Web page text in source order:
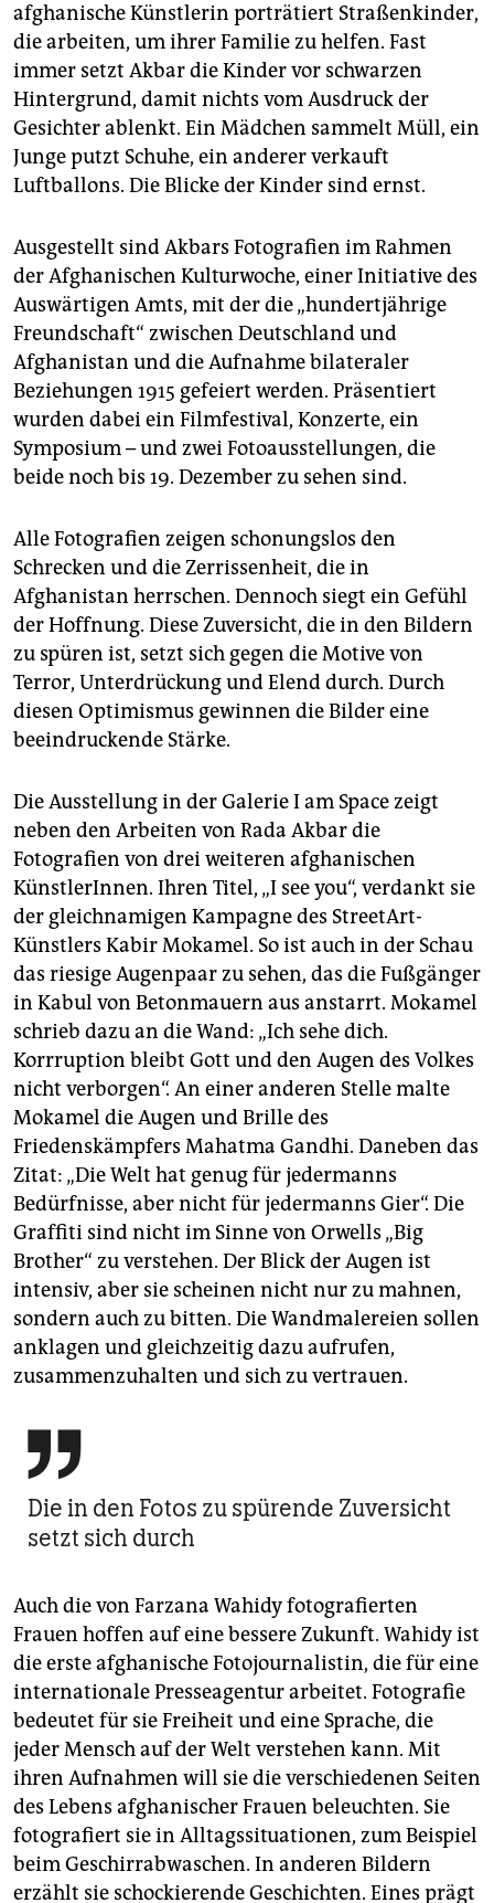
afghanische Künstlerin porträtiert Straßenkinder,
die arbeiten, um ihrer Familie zu helfen. Fast
immer setzt Akbar die Kinder vor schwarzen
Hintergrund, damit nichts vom Ausdruck der
Gesichter ablenkt. Ein Mädchen sammelt Müll, ein
Junge putzt Schuhe, ein anderer verkauft
Luftballons. Die Blicke der Kinder sind ernst.
Ausgestellt sind Akbars Fotografien im Rahmen
der Afghanischen Kulturwoche, einer Initiative des
Auswärtigen Amts, mit der die „hundertjährige
Freundschaft“ zwischen Deutschland und
Afghanistan und die Aufnahme bilateraler
Beziehungen 1915 gefeiert werden. Präsentiert
wurden dabei ein Filmfestival, Konzerte, ein
Symposium – und zwei Fotoausstellungen, die
beide noch bis 19. Dezember zu sehen sind.
Alle Fotografien zeigen schonungslos den
Schrecken und die Zerrissenheit, die in
Afghanistan herrschen. Dennoch siegt ein Gefühl
der Hoffnung. Diese Zuversicht, die in den Bildern
zu spüren ist, setzt sich gegen die Motive von
Terror, Unterdrückung und Elend durch. Durch
diesen Optimismus gewinnen die Bilder eine
beeindruckende Stärke.
Die Ausstellung in der Galerie I am Space zeigt
neben den Arbeiten von Rada Akbar die
Fotografien von drei weiteren afghanischen
KünstlerInnen. Ihren Titel, „I see you“, verdankt sie
der gleichnamigen Kampagne des StreetArt-
Künstlers Kabir Mokamel. So ist auch in der Schau
das riesige Augenpaar zu sehen, das die Fußgänger
in Kabul von Betonmauern aus anstarrt. Mokamel
schrieb dazu an die Wand: „Ich sehe dich.
Korrruption bleibt Gott und den Augen des Volkes
nicht verborgen“. An einer anderen Stelle malte
Mokamel die Augen und Brille des
Friedenskämpfers Mahatma Gandhi. Daneben das
Zitat: „Die Welt hat genug für jedermanns
Bedürfnisse, aber nicht für jedermanns Gier“. Die
Graffiti sind nicht im Sinne von Orwells „Big
Brother“ zu verstehen. Der Blick der Augen ist
intensiv, aber sie scheinen nicht nur zu mahnen,
sondern auch zu bitten. Die Wandmalereien sollen
anklagen und gleichzeitig dazu aufrufen,
zusammenzuhalten und sich zu vertrauen.

Die in den Fotos zu spürende Zuversicht
setzt sich durch
Auch die von Farzana Wahidy fotografierten
Frauen hoffen auf eine bessere Zukunft. Wahidy ist
die erste afghanische Fotojournalistin, die für eine
internationale Presseagentur arbeitet. Fotografie
bedeutet für sie Freiheit und eine Sprache, die
jeder Mensch auf der Welt verstehen kann. Mit
ihren Aufnahmen will sie die verschiedenen Seiten
des Lebens afghanischer Frauen beleuchten. Sie
fotografiert sie in Alltagssituationen, zum Beispiel
beim Geschirrabwaschen. In anderen Bildern
erzählt sie schockierende Geschichten. Eines prägt